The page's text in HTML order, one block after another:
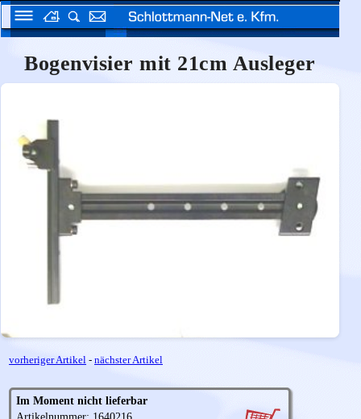
Bogenvisier mit 21cm Ausleger
vorheriger Artikel - nächster Artikel
Im Moment nicht lieferbar